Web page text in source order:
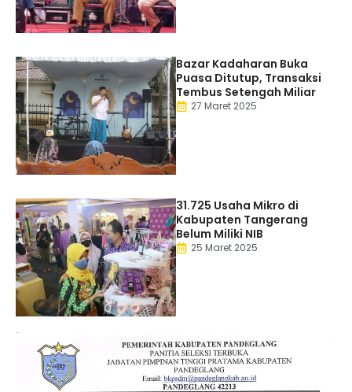
Bazar Kadaharan Buka
Puasa Ditutup, Transaksi
Tembus Setengah Miliar
27 Maret 2025
31.725 Usaha Mikro di
Kabupaten Tangerang
Belum Miliki NIB
25 Maret 2025